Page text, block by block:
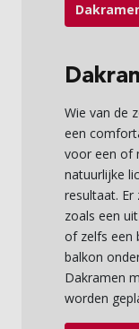
Wie van de
een
voor een of
natuurlijke
resultaat. Er
zoals een
of zelfs een
balkon
Dakramen
worden